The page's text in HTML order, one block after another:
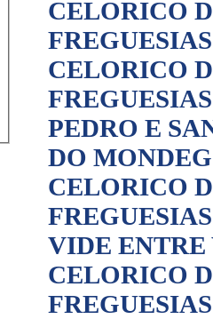
CELORICO
CELORICO
PEDRO E
DO
CELORICO
VIDE
CELORICO